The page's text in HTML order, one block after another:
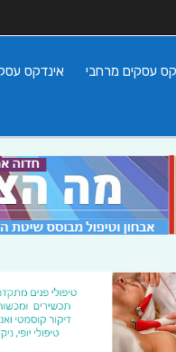
עסקים מרחבי אינדקס